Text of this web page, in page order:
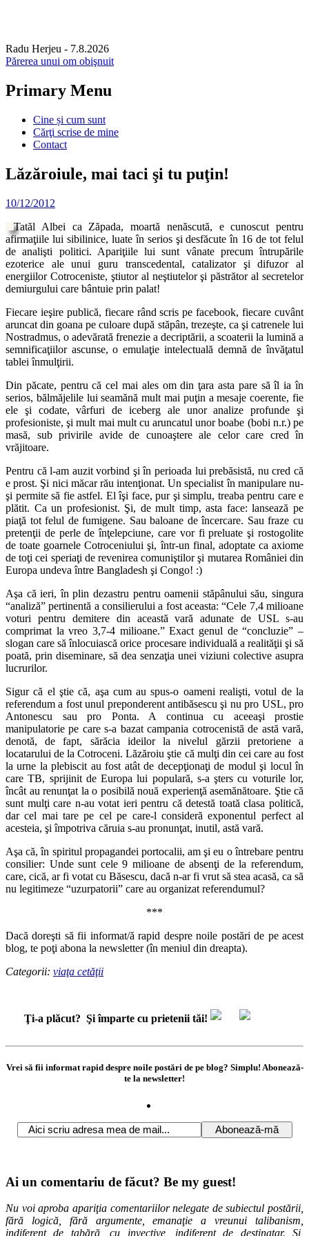
Radu Herjeu - 7.8.2026
Părerea unui om obişnuit
Primary Menu
Skip
content
Cine și cum sunt
Cărţi scrise de mine
Contact
Lăzăroiule, mai taci şi tu puţin!
10/12/2012
Tatăl Albei ca Zăpada, moartă nenăscută, e cunoscut pentru
afirmaţiile lui sibilinice, luate în serios şi desfăcute în 16 de tot felul
de analişti politici. Apariţiile lui sunt vânate precum întrupările
ezoterice ale unui guru transcedental, catalizator şi difuzor al
energiilor Cotroceniste, ştiutor al neştiutelor şi păstrător al secretelor
demiurgului care bântuie prin palat!
Fiecare ieşire publică, fiecare rând scris pe facebook, fiecare cuvânt
aruncat din goana pe culoare după stăpân, trezeşte, ca şi catrenele lui
Nostradmus, o adevărată frenezie a decriptării, a scoaterii la lumină a
semnificaţiilor ascunse, o emulaţie intelectuală demnă de învăţatul
tablei înmulţirii.
Din păcate, pentru că cel mai ales om din ţara asta pare să îl ia în
serios, bălmăjelile lui seamănă mult mai puţin a mesaje coerente, fie
ele şi codate, vârfuri de iceberg ale unor analize profunde şi
profesioniste, şi mult mai mult cu aruncatul unor boabe (bobi n.r.) pe
masă, sub privirile avide de cunoaştere ale celor care cred în
vrăjitoare.
Pentru că l-am auzit vorbind şi în perioada lui prebăsistă, nu cred că
e prost. Şi nici măcar rău intenţionat. Un specialist în manipulare nu-
şi permite să fie astfel. El îşi face, pur şi simplu, treaba pentru care e
plătit. Ca un profesionist. Şi, de mult timp, asta face: lansează pe
piaţă tot felul de fumigene. Sau baloane de încercare. Sau fraze cu
pretenţii de perle de înţelepciune, care vor fi preluate şi rostogolite
de toate goarnele Cotroceniului şi, într-un final, adoptate ca axiome
de toţi cei speriaţi de revenirea comuniştilor şi mutarea României din
Europa undeva între Bangladesh şi Congo! :)
Aşa că ieri, în plin dezastru pentru oamenii stăpânului său, singura
“analiză” pertinentă a consilierului a fost aceasta: “Cele 7,4 milioane
voturi pentru demitere din această vară adunate de USL s-au
comprimat la vreo 3,7-4 milioane.” Exact genul de “concluzie” –
slogan care să înlocuiască orice procesare individuală a realităţii şi să
poată, prin diseminare, să dea senzaţia unei viziuni colective asupra
lucrurilor.
Sigur că el ştie că, aşa cum au spus-o oameni realişti, votul de la
referendum a fost unul preponderent antibăsescu şi nu pro USL, pro
Antonescu sau pro Ponta. A continua cu aceeaşi prostie
manipulatorie pe care s-a bazat campania cotrocenistă de astă vară,
denotă, de fapt, sărăcia ideilor la nivelul gărzii pretoriene a
locatarului de la Cotroceni. Lăzăroiu ştie că mulţi din cei care au fost
la urne la plebiscit au fost atât de decepţionaţi de modul şi locul în
care TB, sprijinit de Europa lui populară, s-a şters cu voturile lor,
încât au renunţat la o posibilă nouă experienţă asemănătoare. Ştie că
sunt mulţi care n-au votat ieri pentru că detestă toată clasa politică,
dar cel mai tare pe cel pe care-l consideră exponentul perfect al
acesteia, şi împotriva căruia s-au pronunţat, inutil, astă vară.
Aşa că, în spiritul propagandei portocalii, am şi eu o întrebare pentru
consilier: Unde sunt cele 9 milioane de absenţi de la referendum,
care, cică, ar fi votat cu Băsescu, dacă n-ar fi vrut să stea acasă, ca să
nu legitimeze “uzurpatorii” care au organizat referendumul?
***
Dacă doreşti să fii informat/ă rapid despre noile postări de pe acest
blog, te poţi abona la newsletter (în meniul din dreapta).
Categorii: viaţa cetăţii
Ţi-a plăcut? Şi împarte cu prietenii tăi!
Vrei să fii informat rapid despre noile postări de pe blog? Simplu! Abonează-
te la newsletter!
Ai un comentariu de făcut? Be my guest!
Nu voi aproba apariţia comentariilor nelegate de subiectul postării,
fără logică, fără argumente, emanaţie a vreunui talibanism,
indiferent de tabără, cu invective, indiferent de destinatar. Și,